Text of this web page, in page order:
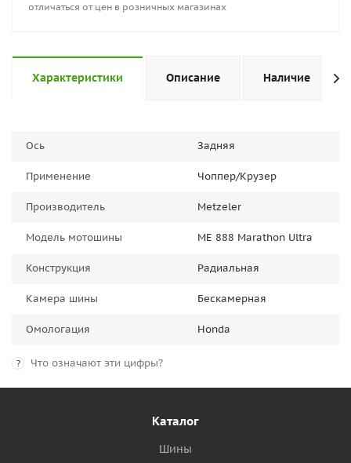
отличаться от цен в розничных магазинах
Характеристики Описание Наличие
Ось Задняя
Применение Чоппер/Крузер
Производитель Metzeler
Модель мотошины ME 888 Marathon Ultra
Конструкция Радиальная
Камера шины Бескамерная
Омологация Honda
? Что означают эти цифры?
Каталог
Шины